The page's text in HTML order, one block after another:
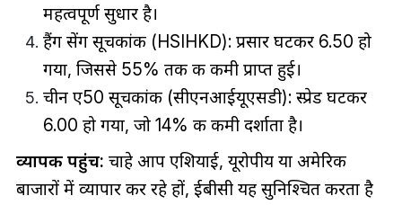
महत्वपूर्ण सुधार है।
हैंग सेंग सूचकांक (HSIHKD): प्रसार घटकर 6.50 हो
गया, जिससे 55% तक की कमी प्राप्त हुई।
चीन ए50 सूचकांक (सीएनआईयूएसडी): स्प्रेड घटकर
6.00 हो गया, जो 14% की कमी दर्शाता है।
व्यापक पहुंच: चाहे आप एशियाई, यूरोपीय या अमेरिकी
बाजारों में व्यापार कर रहे हों, ईबीसी यह सुनिश्चित करता है